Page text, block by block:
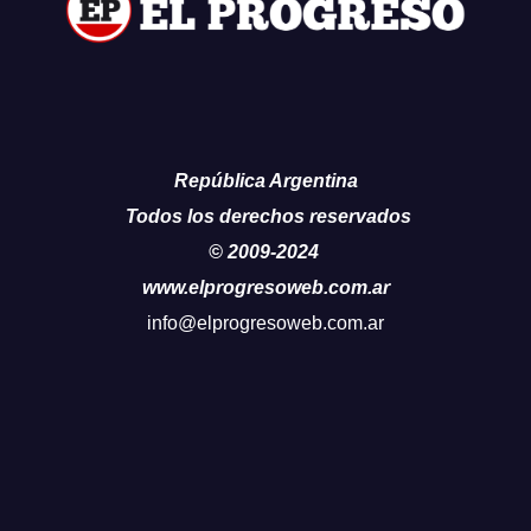
República Argentina
Todos los derechos reservados
© 2009-2024
www.elprogresoweb.com.ar
info@elprogresoweb.com.ar